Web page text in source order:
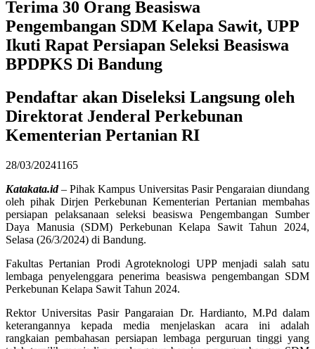
Terima 30 Orang Beasiswa
Pengembangan SDM Kelapa Sawit, UPP
Ikuti Rapat Persiapan Seleksi Beasiswa
BPDPKS Di Bandung
Pendaftar akan Diseleksi Langsung oleh
Direktorat Jenderal Perkebunan
Kementerian Pertanian RI
28/03/20241165
Katakata.id– Pihak Kampus Universitas Pasir Pengaraian diundang
oleh pihak Dirjen Perkebunan Kementerian Pertanian membahas
persiapan pelaksanaan seleksi beasiswa Pengembangan Sumber
Daya Manusia (SDM) Perkebunan Kelapa Sawit Tahun 2024,
Selasa (26/3/2024) di Bandung.
Fakultas Pertanian Prodi Agroteknologi UPP menjadi salah satu
lembaga penyelenggara penerima beasiswa pengembangan SDM
Perkebunan Kelapa Sawit Tahun 2024.
Rektor Universitas Pasir Pangaraian Dr. Hardianto, M.Pd dalam
keterangannya kepada media menjelaskan acara ini adalah
rangkaian pembahasan persiapan lembaga perguruan tinggi yang